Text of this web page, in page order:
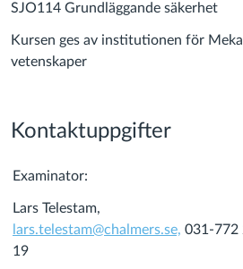
SJO114 Grundläggande säkerhet
Kursen ges av institutionen för
vetenskaper
Kontaktuppgifter
Examinator:
Lars Telestam,
lars.telestam@chalmers.se, 031-772
19